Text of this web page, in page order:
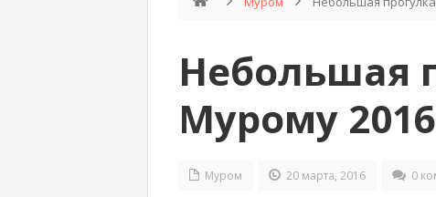
Небольшая
Мурому 2016
Муром 20 марта, 2016 0